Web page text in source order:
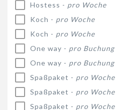
Hostess - pro Woche
Koch - pro Woche
Koch - pro Woche
One way - pro Buchung
One way - pro Buchung
Spaßpaket - pro Woche
Spaßpaket - pro Woche
Spaßpaket - pro Woche